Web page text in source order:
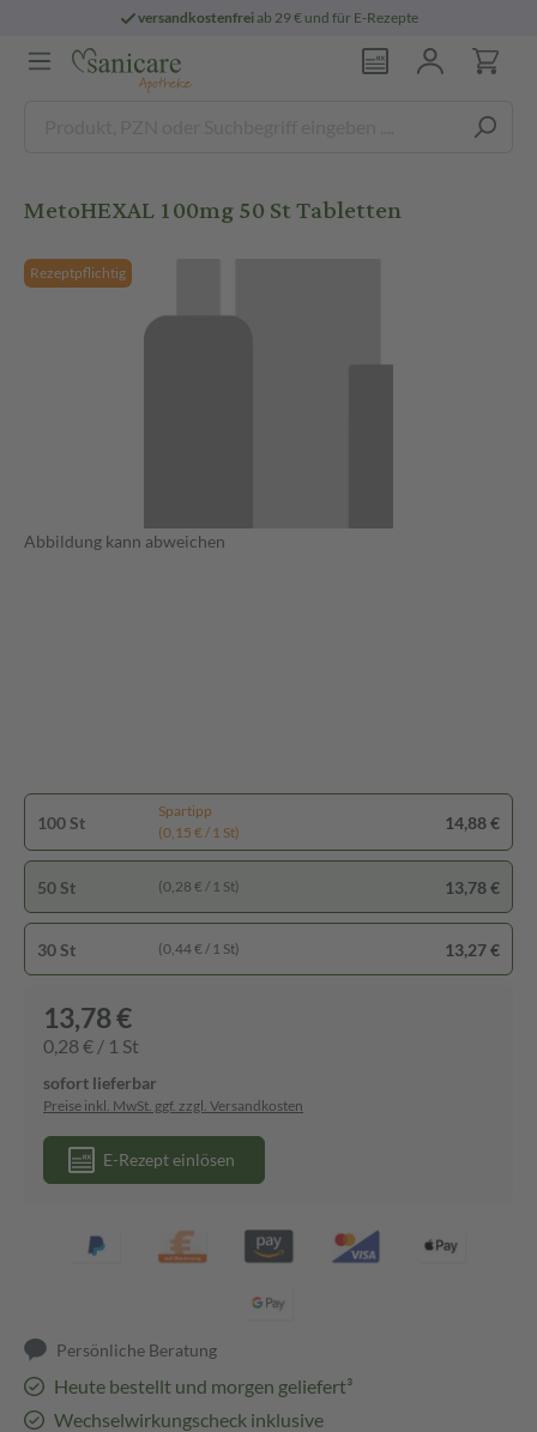
versandkostenfreiab 29 € und für E-Rezepte
MetoHEXAL 100mg 50 St Tabletten
Rezeptpflichtig
Abbildung kann abweichen
100 St
Spartipp
(0,15 € / 1 St)
14,88 €
50 St (0,28 € / 1 St) 13,78 €
30 St (0,44 € / 1 St) 13,27 €
13,78 €
0,28 € / 1 St
sofort lieferbar
Preise inkl. MwSt. ggf. zzgl. Versandkosten
E-Rezept einlösen
Persönliche Beratung
Heute bestellt und morgen geliefert³
Wechselwirkungscheck inklusive